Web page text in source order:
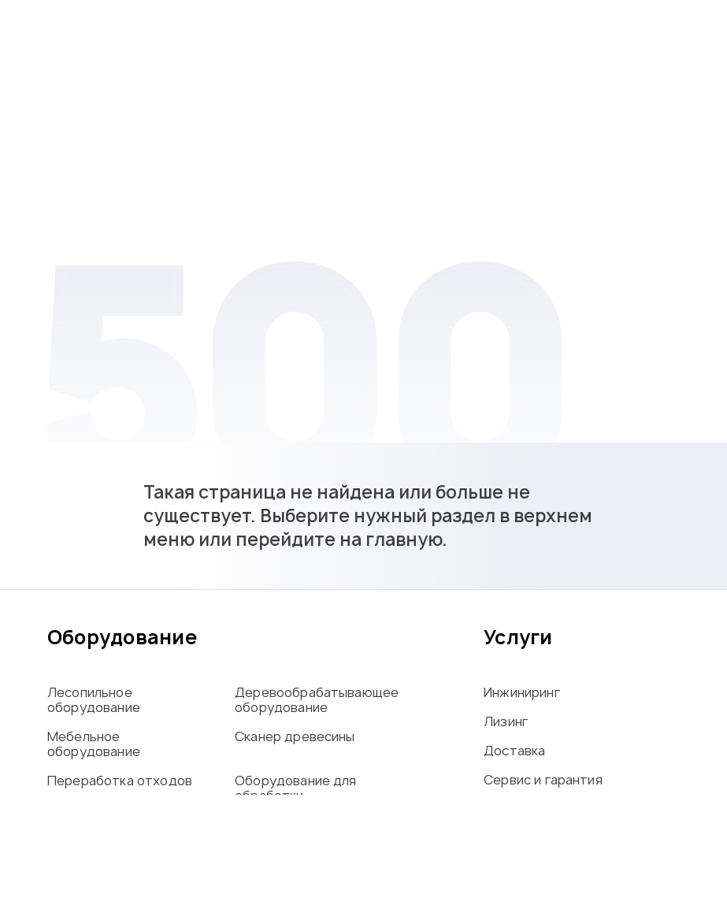
Такая страница не найдена или больше не
существует. Выберите нужный раздел в верхнем
меню или перейдите на главную.
Оборудование
Лесопильное
оборудование
Деревообрабатывающее
оборудование
Мебельное
оборудование
Сканер древесины
Переработка отходов
Оборудование для
обработки
Услуги
Инжиниринг
Лизинг
Доставка
Сервис и гарантия